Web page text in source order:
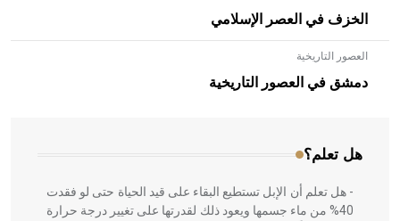
الخزف في العصر الإسلامي
العصور التاريخية
دمشق في العصور التاريخية
هل تعلم؟
- هل تعلم أن الأبلق نوع من الفنون الهندسية التي ارتبطت
بالعمارة الإسلامية في بلاد الشام ومصر خاصة، حيث يحرص
المعمار على بناء مداميكه وخاصة في الواجهات
- هل تعلم أن الإبل تستطيع البقاء على قيد الحياة حتى لو فقدت
40% من ماء جسمها ويعود ذلك لقدرتها على تغيير درجة حرارة